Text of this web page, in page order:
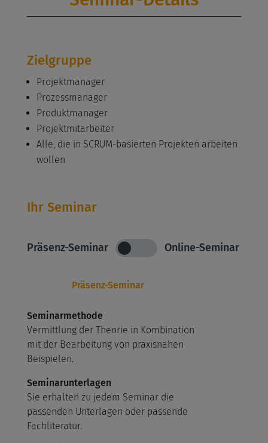
Zielgruppe
Projektmanager
Prozessmanager
Produktmanager
Projektmitarbeiter
Alle, die in SCRUM-basierten Projekten arbeiten
wollen
Ihr Seminar
Präsenz-Seminar Online-Seminar
Präsenz-Seminar
Seminarmethode
Vermittlung der Theorie in Kombination
mit der Bearbeitung von praxisnahen
Beispielen.
Seminarunterlagen
Sie erhalten zu jedem Seminar die
passenden Unterlagen oder passende
Fachliteratur.